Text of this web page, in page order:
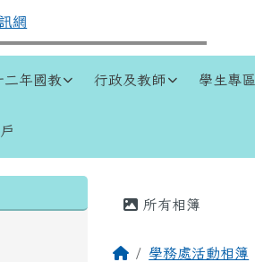
資訊網
二年國教 行政及教師 學生專區
容 主內容區域
所有相簿
回首頁學務處活動相簿